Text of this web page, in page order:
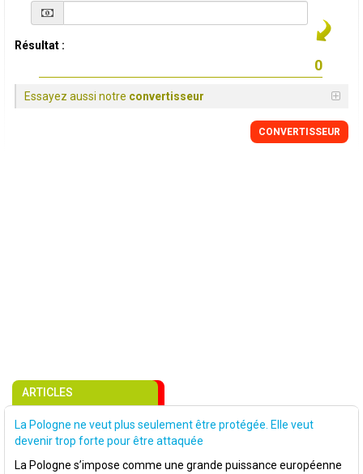
Résultat :
Essayez aussi notre convertisseur
CONVERTISSEUR
ARTICLES
La Pologne ne veut plus seulement être protégée. Elle veut
devenir trop forte pour être attaquée
La Pologne s’impose comme une grande puissance européenne